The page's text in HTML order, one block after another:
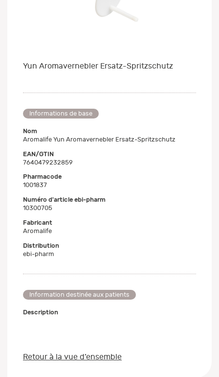
Yun Aromavernebler Ersatz-Spritzschutz
Informations de base
Nom
Aromalife Yun Aromavernebler Ersatz-Spritzschutz
EAN/GTIN
7640479232859
Pharmacode
1001837
Numéro d'article ebi-pharm
10300705
Fabricant
Aromalife
Distribution
ebi-pharm
Information destinée aux patients
Description
Retour à la vue d’ensemble